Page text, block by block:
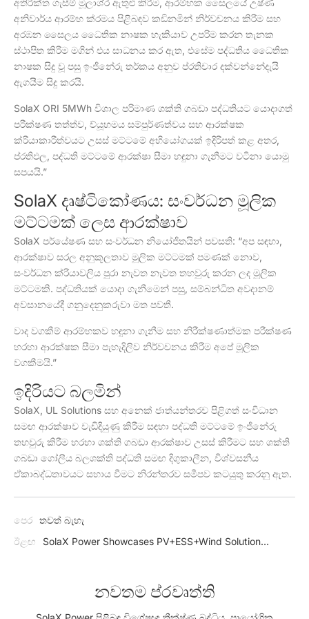
අතිරික්ත ගැසීම් මූලාශ්ර ඇතුළු කිරීම, ආරම්භක සෛලයේ උෂ්ණ
අනිවාර්ය ආරම්භ ක්රමය පිළිබඳව කඩිනමින් නිර්වචනය කිරීම සහ
අරඹන සෛලය ධෛතික නාෂක හැකියාව උපරිම කරන තැනක
ස්ථාපිත කිරීම මගින් එය සාධනය කර ඇත, එසේම පද්ධතිය ධෛතික
නාෂක සිදු වූ පසු ඉංජිනේරු තර්කය අනුව ප්රතිචාර දක්වන්නේදැයි
ඇගයීම සිදු කරයි.
SolaX ORI 5MWh විශාල පරිමාණ ශක්ති ගබඩා පද්ධතියට යොදාගත්
පරීක්ෂණ තත්ත්ව, ව්යූහමය සම්පුර්ණත්වය සහ ආරක්ෂක
ක්රියාකාරීත්වයට උසස් මට්ටමේ අභියෝගයක් ඉදිරිපත් කළ අතර,
ප්රතිඵල, පද්ධති මට්ටමේ ආරක්ෂා සීමා හඳුනා ගැනීමට වටිනා යොමු
සපයයි.”
SolaX දෘෂ්ටිකෝණය: සංවර්ධන මූලික
මට්ටමක් ලෙස ආරක්ෂාව
SolaX පර්යේෂණ සහ සංවර්ධන නියෝජිතයින් පවසති: “අප සඳහා,
ආරක්ෂාව සරල අනුකූලතාව මූලික මට්ටමක් පමණක් නොව,
සංවර්ධන ක්රියාවලිය පුරා නැවත නැවත තහවුරු කරන ලද මූලික
මට්ටමකි. පද්ධතියක් යොදා ගැනීමෙන් පසු, සම්බන්ධිත අවදානම්
අවසානයේදී ගනුදෙනුකරුවා මත පවතී.
වාද වගකීම් ආරම්භකව හඳුනා ගැනීම සහ නිරීක්ෂණාත්මක පරීක්ෂණ
හරහා ආරක්ෂක සීමා පැහැදිලිව නිර්වචනය කිරීම අපේ මූලික
වගකීමයි.”
ඉදිරියට බලමින්
SolaX, UL Solutions සහ අනෙක් ජාත්යන්තරව පිළිගත් සංවිධාන
සමඟ ආරක්ෂාව වැඩිදියුණු කිරීම සඳහා පද්ධති මට්ටමේ ඉංජිනේරු
තහවුරු කිරීම හරහා ශක්ති ගබඩා ආරක්ෂාව උසස් කිරීමට සහ ශක්ති
ගබඩා ගෝලීය බලශක්ති පද්ධති සමඟ දිගුකාලීන, විශ්වසනීය
ඒකාබද්ධතාවයට සහාය වීමට නිරන්තරව සමීපව කටයුතු කරනු ඇත.
පෙර තවත් බැහැ
ඊළඟ
SolaX Power Showcases PV+ESS+Wind Solution
නවතම ප්රවෘත්ති